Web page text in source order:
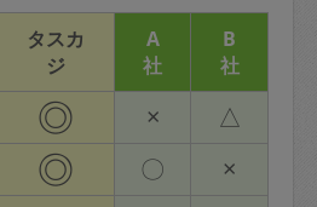
タスカ
ジ
A
社
B
社
◎ × △
◎ 〇 ×